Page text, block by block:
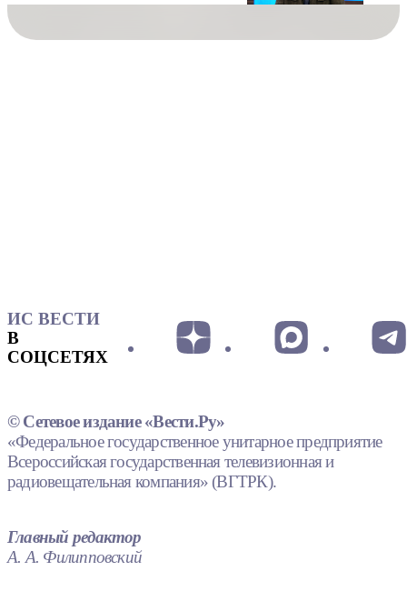
ИС ВЕСТИ
В
СОЦСЕТЯХ
© Сетевое издание «Вести.Ру»
«Федеральное государственное унитарное предприятие
Всероссийская государственная телевизионная и
радиовещательная компания» (ВГТРК).
Главный редактор
А. А. Филипповский